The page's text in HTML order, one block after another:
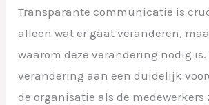
Transparante communicatie is
alleen wat er gaat veranderen,
waarom deze verandering nodig is.
verandering aan een duidelijk
de organisatie als de medewerkers